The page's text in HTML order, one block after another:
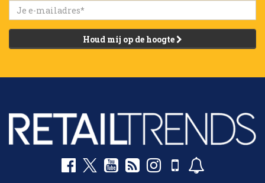
Houd mij op de hoogte